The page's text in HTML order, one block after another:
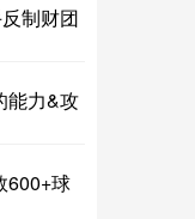
制财团
能力&攻
600+球